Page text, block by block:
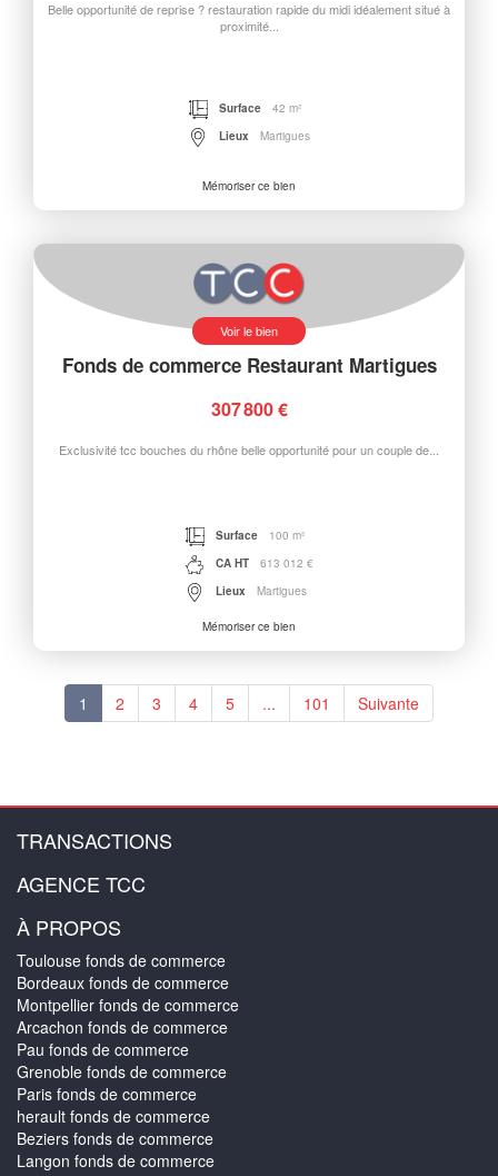
Belle opportunité de reprise ? restauration rapide du midi idéalement situé à
proximité...
Surface
42 m²
Lieux
Martigues
Mémoriser ce bien
Voir le bien
Fonds de commerce Restaurant Martigues
307 800 €
Exclusivité tcc bouches du rhône belle opportunité pour un couple de...
Surface
100 m²
CA HT
613 012 €
Lieux
Martigues
Mémoriser ce bien
1 2 3 4 5 ... 101 Suivante
TRANSACTIONS
AGENCE TCC
À PROPOS
Toulouse fonds de commerce
Bordeaux fonds de commerce
Montpellier fonds de commerce
Arcachon fonds de commerce
Pau fonds de commerce
Grenoble fonds de commerce
Paris fonds de commerce
herault fonds de commerce
Beziers fonds de commerce
Langon fonds de commerce